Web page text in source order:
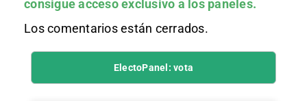
consigue acceso exclusivo a los paneles.
Los comentarios están cerrados.
ElectoPanel: vota